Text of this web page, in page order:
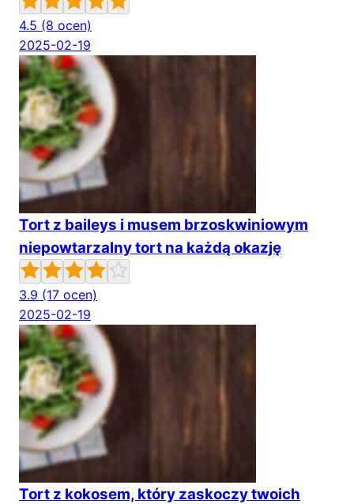
4.5 (8 ocen)
2025-02-19
Tort z baileys i musem brzoskwiniowym
niepowtarzalny tort na każdą okazję
3.9 (17 ocen)
2025-02-19
Tort z kokosem, który zaskoczy twoich